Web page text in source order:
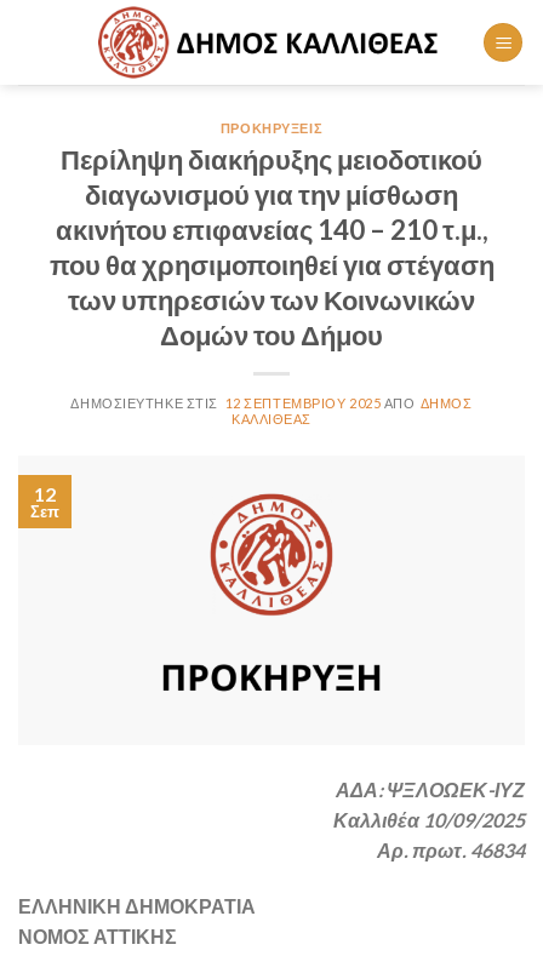
ΠΡΟΚΗΡΎΞΕΙΣ
Περίληψη διακήρυξης μειοδοτικού
διαγωνισμού για την μίσθωση
ακινήτου επιφανείας 140 – 210 τ.μ.,
που θα χρησιμοποιηθεί για στέγαση
των υπηρεσιών των Κοινωνικών
Δομών του Δήμου
12 ΣΕΠΤΕΜΒΡΊΟΥ 2025
ΔΉΜΟΣ
ΚΑΛΛΙΘΈΑΣ
12
Σεπ
ΑΔΑ: ΨΞΛΟΩΕΚ-ΙΥΖ
Καλλιθέα 10/09/2025
Αρ. πρωτ. 46834
ΕΛΛΗΝΙΚΗ ΔΗΜΟΚΡΑΤΙΑ
ΝΟΜΟΣ ΑΤΤΙΚΗΣ